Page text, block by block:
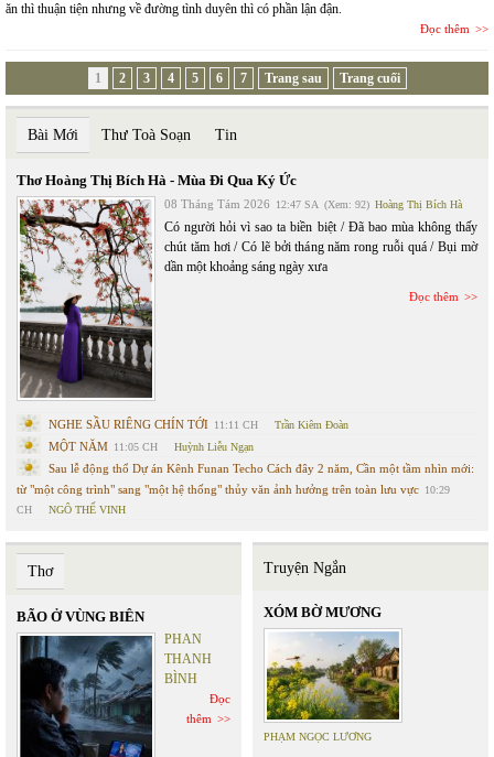
ăn thì thuận tiện nhưng về đường tình duyên thì có phần lận đận.
Đọc thêm
1 2 3 4 5 6 7 Trang sau Trang cuối
Bài Mới Thư Toà Soạn Tin
Thơ Hoàng Thị Bích Hà - Mùa Đi Qua Ký Ức
08 Tháng Tám 2026 12:47 SA (Xem: 92) Hoàng Thị Bích Hà
Có người hỏi vì sao ta biền biệt / Đã bao mùa không thấy
chút tăm hơi / Có lẽ bởi tháng năm rong ruỗi quá / Bụi mờ
dần một khoảng sáng ngày xưa
Đọc thêm
NGHE SẦU RIÊNG CHÍN TỚI 11:11 CH Trần Kiêm Đoàn
MỘT NĂM 11:05 CH Huỳnh Liễu Ngạn
Sau lễ động thổ Dự án Kênh Funan Techo Cách đây 2 năm, Cần một tầm nhìn mới:
từ "một công trình" sang "một hệ thống" thủy văn ảnh hưởng trên toàn lưu vực 10:29
CH
NGÔ THẾ VINH
Thơ
BÃO Ở VÙNG BIÊN
PHAN
THANH
BÌNH
Đọc
thêm
Truyện Ngắn
XÓM BỜ MƯƠNG
PHẠM NGỌC LƯƠNG